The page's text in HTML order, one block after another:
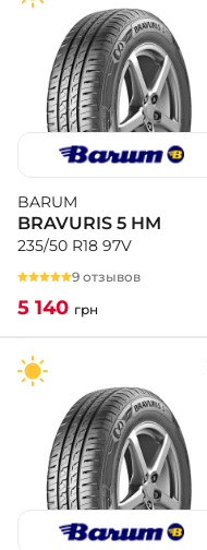
BARUM
BRAVURIS 5 HM
235/50 R18 97V
9 отзывов
5 140 грн